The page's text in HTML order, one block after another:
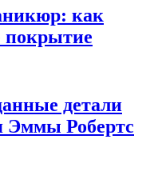
как
покрытие
детали
Эммы Робертс